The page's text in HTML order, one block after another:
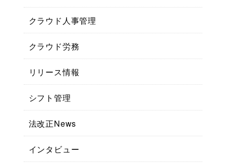
クラウド人事管理
クラウド労務
リリース情報
シフト管理
法改正News
インタビュー